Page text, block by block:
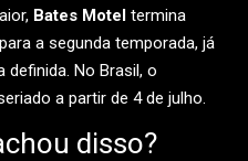
Bates Motel termina
a segunda temporada, já
definida. No Brasil, o
a partir de 4 de julho.
disso?